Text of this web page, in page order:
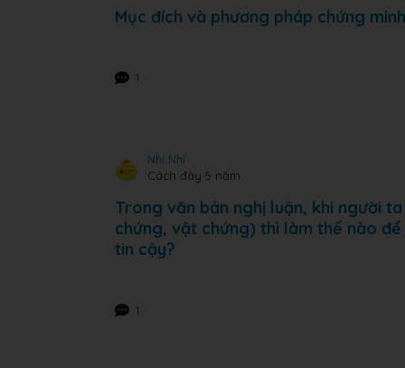
Mục đích và phương pháp chứng
1
Nhi Nhi
Cách đây 5 năm
Trong văn bản nghị luận, khi người
chứng, vật chứng) thì làm thế nào
tin cậy?
1